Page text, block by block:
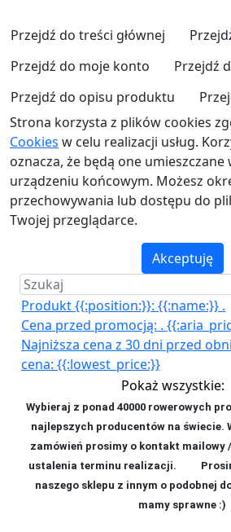
Przejdź do treści głównej
Przejdź do moje konto
Przejdź
Przejdź do opisu produktu
Strona korzysta z plików cookies
Cookies w celu realizacji usług.
oznacza, że będą one umieszczane
urządzeniu końcowym. Możesz
przechowywania lub dostępu do
Twojej przeglądarce.
Akceptuję
Produkt {{:position:}}: {{:name:}} .
Cena przed promocją: .
Najniższa cena z 30 dni przed
cena: {{:lowest_price:}}
Pokaż wszystkie:
Wybieraj z ponad 40000 rowerowych
najlepszych producentów na świecie.
zamówień prosimy o kontakt mailowy
ustalenia terminu realizacji. P
naszego sklepu z innym o podobnej
mamy sprawne :)